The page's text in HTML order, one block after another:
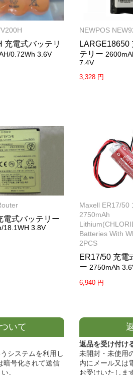
充電式バッテリ
0.72Wh 3.6V
NEWPOS
LARGE18650
テリー
7.4V
3,328 円
電式バッテリー
18.1WH 3.8V
Maxell ER17/50
2750mAh
Batteries With
2PCS
ER17/50 充電
ー 2750mAh
6,940 円
いて
システムを利用し
暗号化されて送信
。
返品を受け付け
未開封・未使用
内にメール又は
お受けいたしま